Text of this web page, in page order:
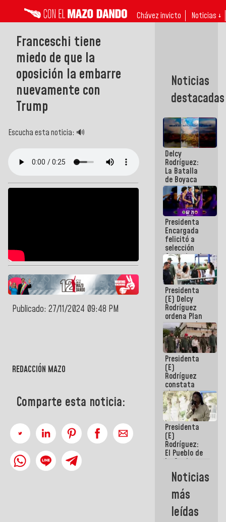
Chávez invicto Noticias ↓
Franceschi tiene
miedo de que la
oposición la embarre
nuevamente con
Trump
Escucha esta noticia: 🔊
Publicado: 27/11/2024 09:48 PM
REDACCIÓN MAZO
Comparte esta noticia:
Noticias
destacadas
Delcy
Rodríguez:
La Batalla
de Boyaca
representa
un capítulo
decisivo en
la gesta
emancipadora
de nuestra
América
Presidenta
Encargada
felicitó a
selección
femenina de
baloncesto
por su
clasificación
a la
AmeriCup
2027
Presidenta
(E) Delcy
Rodríguez
ordena Plan
maestro de
desarrollo
logístico y
turístico
para La
Guaira
Presidenta
(E)
Rodríguez
constata
obras de
rehabilitación
de Escuela
Militar de
Mamo en La
Guaira
Presidenta
(E)
Rodríguez:
El Pueblo de
La Guaira
siempre
estará
acompañada
por el
Gobierno
Nacional
Noticias
más
leídas